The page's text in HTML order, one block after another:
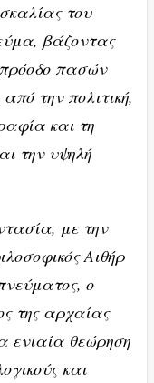
του
βάζοντας
πασών
την πολιτική,
και τη
την υψηλή
με την
Αιθήρ
o
της αρχαίας
ενιαία θεώρηση
και